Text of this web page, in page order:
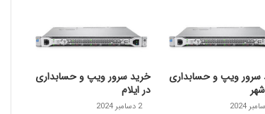
سرور ویپ و حسابداری
خرید سرور ویپ و حسابداری
در ایلام
2 دسامبر 2024